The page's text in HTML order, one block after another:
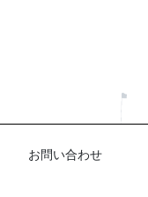
お問い合わせ